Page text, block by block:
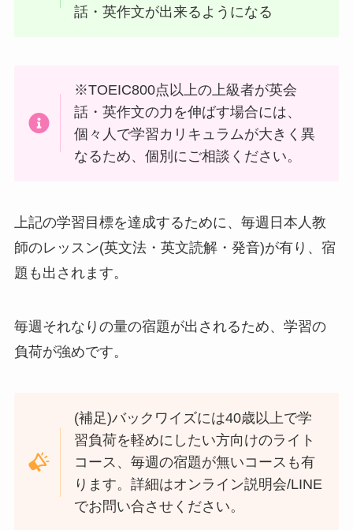
話・英作文が出来るようになる
※TOEIC800点以上の上級者が英会
話・英作文の力を伸ばす場合には、
個々人で学習カリキュラムが大きく異
なるため、個別にご相談ください。
上記の学習目標を達成するために、毎週日本人教
師のレッスン(英文法・英文読解・発音)が有り、宿
題も出されます。
毎週それなりの量の宿題が出されるため、学習の
負荷が強めです。
(補足)バックワイズには40歳以上で学
習負荷を軽めにしたい方向けのライト
コース、毎週の宿題が無いコースも有
ります。詳細はオンライン説明会/LINE
でお問い合させください。